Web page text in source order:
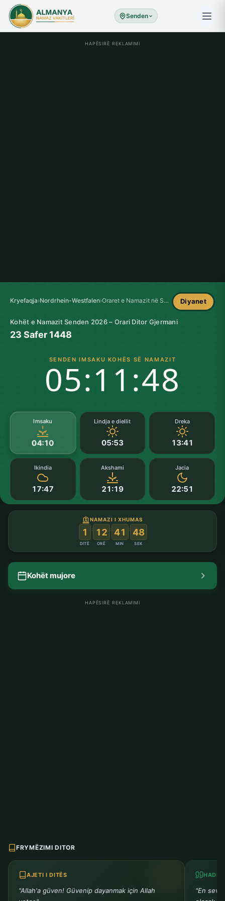
Senden
HAPËSIRË REKLAMIMI
Kryefaqja›Nordrhein-Westfalen› Oraret e Namazit në Senden Diyanet
Kohët e Namazit Senden 2026 – Orari Ditor Gjermani
23 Safer 1448
SENDEN IMSAKU KOHËS SË NAMAZIT
05:11:48
Imsaku
04:10
Lindja e diellit
05:53
Dreka
13:41
Ikindia
17:47
Akshami
21:19
Jacia
22:51
NAMAZI I XHUMAS
1
DITË
: 12
ORË
: 41
MIN
: 48
SEK
Kohët mujore
HAPËSIRË REKLAMIMI
FRYMËZIMI DITOR
AJETI I DITËS
"Allah'a güven! Güvenip dayanmak için Allah
"En